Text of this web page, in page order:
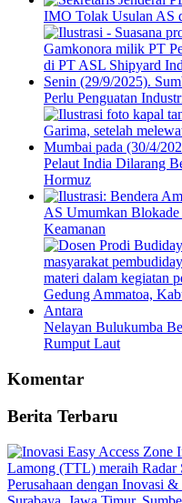
IMO Tolak Usulan AS
Perlu Penguatan
Pelaut India Dilarang
Hormuz
AS Umumkan Blokade
Keamanan
Nelayan Bulukumba
Rumput Laut
Komentar
Berita Terbaru